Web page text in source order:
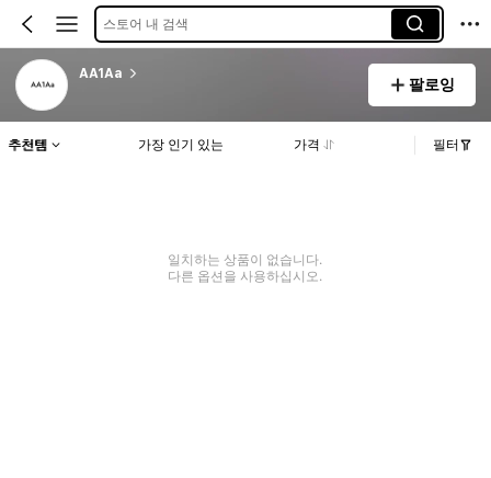
스토어 내 검색
AA1Aa
팔로잉
추천템 가장 인기 있는 가격 필터
일치하는 상품이 없습니다.
다른 옵션을 사용하십시오.